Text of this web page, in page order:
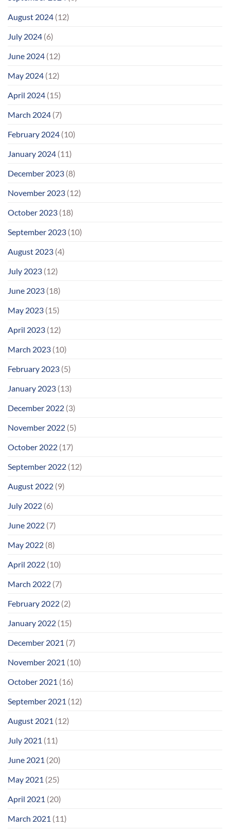
August 2024 (12)
July 2024 (6)
June 2024 (12)
May 2024 (12)
April 2024 (15)
March 2024 (7)
February 2024 (10)
January 2024 (11)
December 2023 (8)
November 2023 (12)
October 2023 (18)
September 2023 (10)
August 2023 (4)
July 2023 (12)
June 2023 (18)
May 2023 (15)
April 2023 (12)
March 2023 (10)
February 2023 (5)
January 2023 (13)
December 2022 (3)
November 2022 (5)
October 2022 (17)
September 2022 (12)
August 2022 (9)
July 2022 (6)
June 2022 (7)
May 2022 (8)
April 2022 (10)
March 2022 (7)
February 2022 (2)
January 2022 (15)
December 2021 (7)
November 2021 (10)
October 2021 (16)
September 2021 (12)
August 2021 (12)
July 2021 (11)
June 2021 (20)
May 2021 (25)
April 2021 (20)
March 2021 (11)